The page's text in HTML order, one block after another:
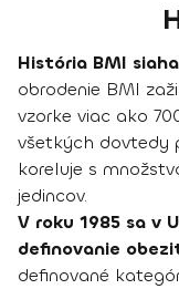
História BMI
obrodenie BMI
vzorke viac ako
všetkých dovtedy
koreluje s
jedincov.
V roku 1985 sa v
definovanie
definované